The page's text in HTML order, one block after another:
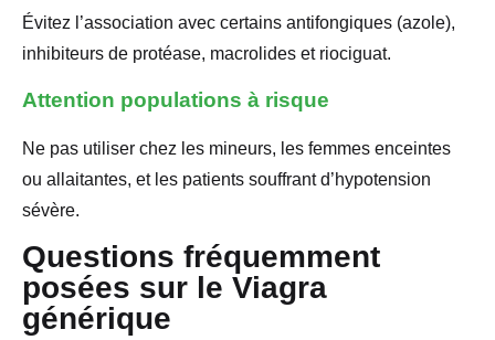
Évitez l’association avec certains antifongiques (azole),
inhibiteurs de protéase, macrolides et riociguat.
Attention populations à risque
Ne pas utiliser chez les mineurs, les femmes enceintes
ou allaitantes, et les patients souffrant d’hypotension
sévère.
Questions fréquemment
posées sur le Viagra
générique